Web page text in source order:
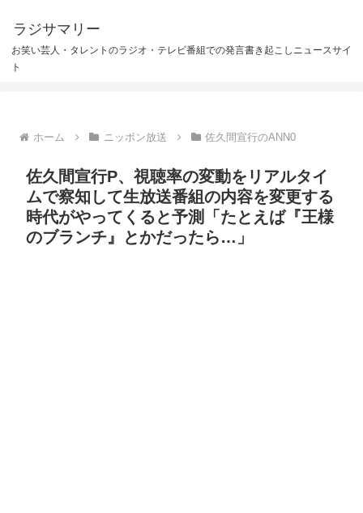
ラジサマリー
お笑い芸人・タレントのラジオ・テレビ番組での発言書き起こしニュースサイ
ト
ホーム ニッポン放送 佐久間宣行のANN0
佐久間宣行P、視聴率の変動をリアルタイ
ムで察知して生放送番組の内容を変更する
時代がやってくると予測「たとえば『王様
のブランチ』とかだったら…」